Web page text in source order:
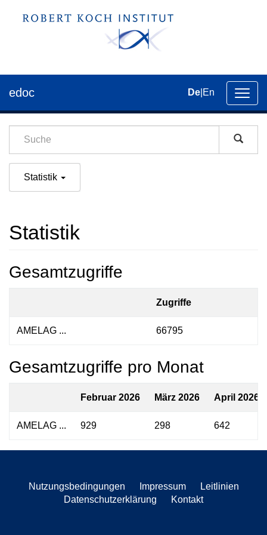
der
edoc De En
Statistik
Statistik
Gesamtzugriffe
Zugriffe
AMELAG ... 66795
Gesamtzugriffe pro Monat
Februar 2026 März 2026 April 2026
AMELAG ... 929 298 642
Nutzungsbedingungen Impressum
Leitlinien
Datenschutzerklärung
Kontakt